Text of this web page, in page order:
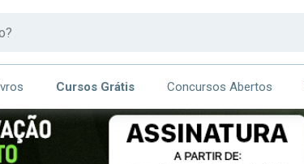
Cursos Grátis Concursos Abertos